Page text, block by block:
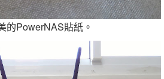
的PowerNAS貼紙。